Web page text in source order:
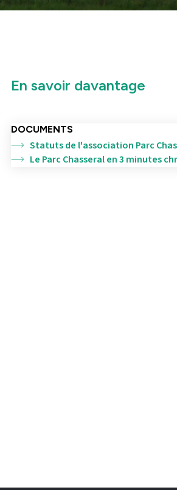
En savoir davantage
DOCUMENTS
Statuts de l'association Parc
Le Parc Chasseral en 3 minutes